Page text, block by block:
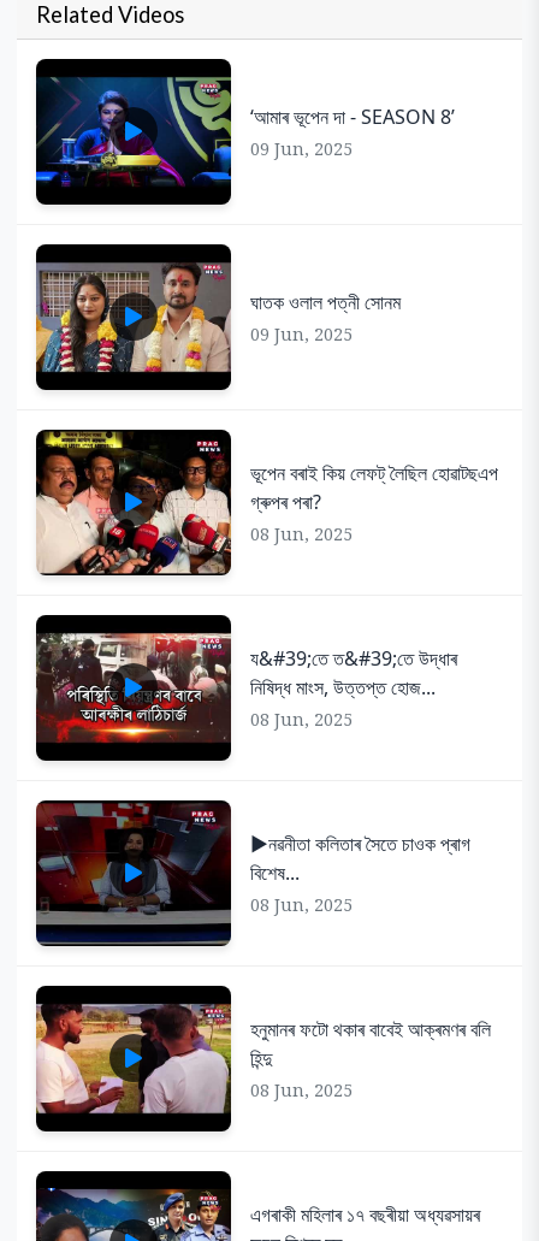
Related Videos
‘আমাৰ ভূপেন দা - SEASON 8’
09 Jun, 2025
ঘাতক ওলাল পত্নী সোনম
09 Jun, 2025
ভূপেন বৰাই কিয় লেফট্ লৈছিল হোৱাটছএপ
গ্ৰুপৰ পৰা?
08 Jun, 2025
য&#39;তে ত&#39;তে উদ্ধাৰ
নিষিদ্ধ মাংস, উত্তপ্ত হোজ...
08 Jun, 2025
▶️নৱনীতা কলিতাৰ সৈতে চাওক প্ৰাগ
বিশেষ...
08 Jun, 2025
হনুমানৰ ফটো থকাৰ বাবেই আক্ৰমণৰ বলি
হিন্দু
08 Jun, 2025
এগৰাকী মহিলাৰ ১৭ বছৰীয়া অধ্যৱসায়ৰ